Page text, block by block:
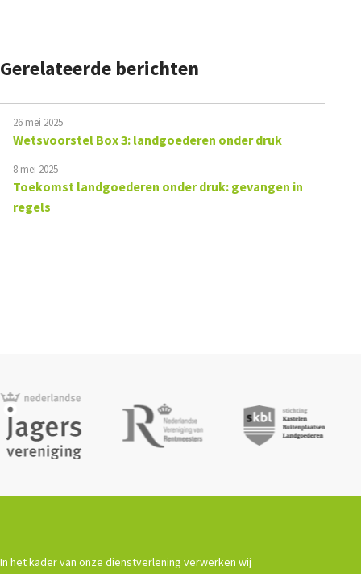
Gerelateerde berichten
26 mei 2025
Wetsvoorstel Box 3: landgoederen onder druk
8 mei 2025
Toekomst landgoederen onder druk: gevangen in
regels
In het kader van onze dienstverlening verwerken wij